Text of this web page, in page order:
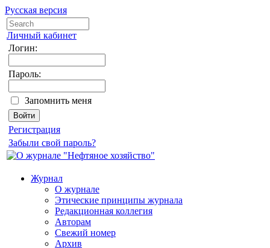
Русская версия
Личный кабинет
Логин:
Пароль:
Запомнить меня
Регистрация
Забыли свой пароль?
Журнал
О журнале
Этические принципы журнала
Редакционная коллегия
Авторам
Свежий номер
Архив